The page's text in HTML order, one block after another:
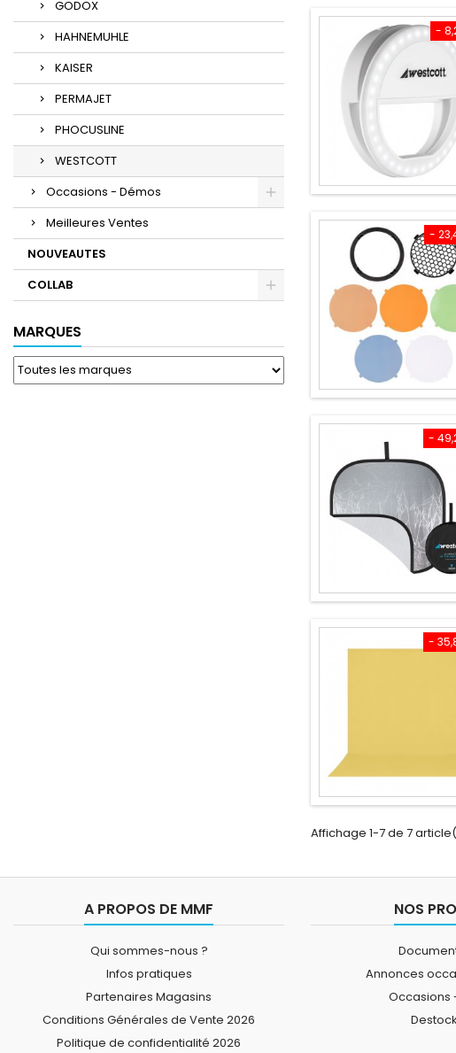
GODOX
HAHNEMUHLE
KAISER
PERMAJET
PHOCUSLINE
WESTCOTT
Occasions - Démos
Meilleures Ventes
NOUVEAUTES
COLLAB
MARQUES
-
-
-
-
Affichage 1-7 de 7
A PROPOS DE MMF
Qui sommes-nous ?
Infos pratiques
Partenaires Magasins
Conditions Générales de Vente 2026
Politique de confidentialité 2026
NOS
Annonces
Occasions